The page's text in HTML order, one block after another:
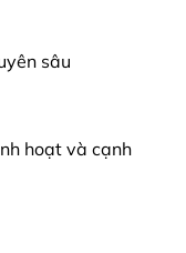
sâu
hoạt và cạnh